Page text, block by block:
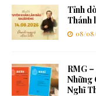
Tỉnh
Thánh
08/
RMG
Những
Nghĩ